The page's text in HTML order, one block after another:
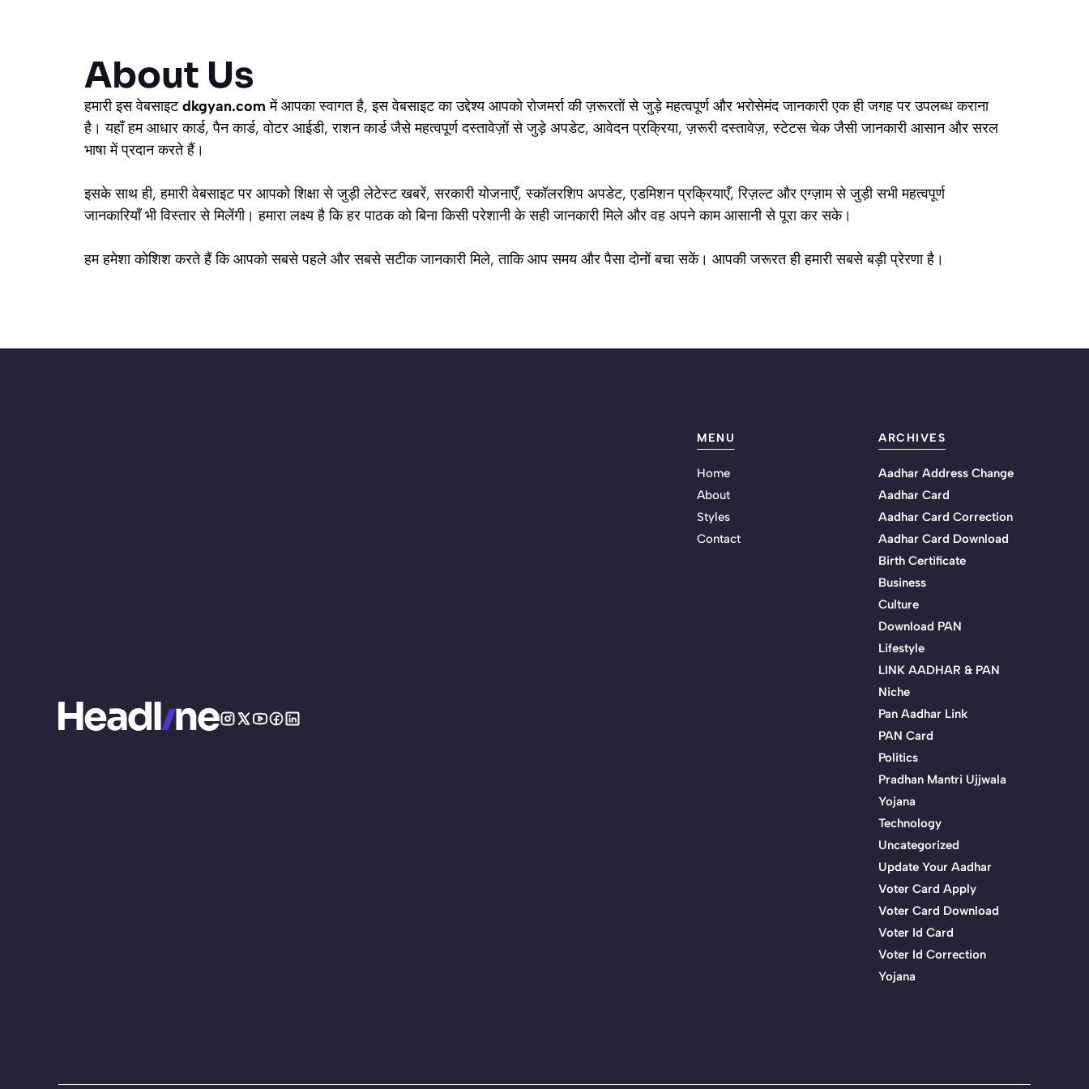
About Us
हमारी इस वेबसाइटdkgyan.comमें आपका स्वागत है, इस वेबसाइट का उद्देश्य आपको रोजमर्रा की ज़रूरतों से जुड़े महत्वपूर्ण और भरोसेमंद जानकारी एक ही जगह पर उपलब्ध कराना
है। यहाँ हम आधार कार्ड, पैन कार्ड, वोटर आईडी, राशन कार्ड जैसे महत्वपूर्ण दस्तावेज़ों से जुड़े अपडेट, आवेदन प्रक्रिया, ज़रूरी दस्तावेज़, स्टेटस चेक जैसी जानकारी आसान और सरल
भाषा में प्रदान करते हैं।
इसके साथ ही, हमारी वेबसाइट पर आपको शिक्षा से जुड़ी लेटेस्ट खबरें, सरकारी योजनाएँ, स्कॉलरशिप अपडेट, एडमिशन प्रक्रियाएँ, रिज़ल्ट और एग्ज़ाम से जुड़ी सभी महत्वपूर्ण
जानकारियाँ भी विस्तार से मिलेंगी। हमारा लक्ष्य है कि हर पाठक को बिना किसी परेशानी के सही जानकारी मिले और वह अपने काम आसानी से पूरा कर सके।
हम हमेशा कोशिश करते हैं कि आपको सबसे पहले और सबसे सटीक जानकारी मिले, ताकि आप समय और पैसा दोनों बचा सकें। आपकी जरूरत ही हमारी सबसे बड़ी प्रेरणा है।
MENU
Home
About
Styles
Contact
ARCHIVES
Aadhar Address Change
Aadhar Card
Aadhar Card Correction
Aadhar Card Download
Birth Certificate
Business
Culture
Download PAN
Lifestyle
LINK AADHAR & PAN
Niche
Pan Aadhar Link
PAN Card
Politics
Pradhan Mantri Ujjwala
Yojana
Technology
Uncategorized
Update Your Aadhar
Voter Card Apply
Voter Card Download
Voter Id Card
Voter Id Correction
Yojana